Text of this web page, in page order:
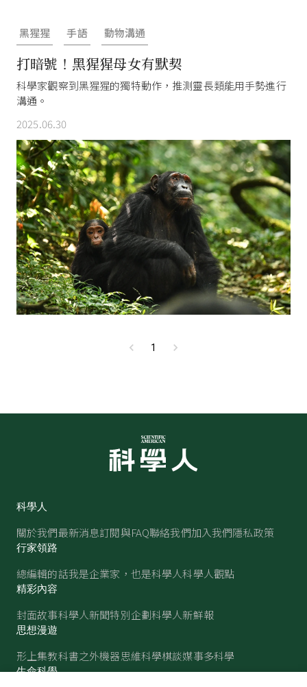
黑猩猩 手語 動物溝通
打暗號！黑猩猩母女有默契
科學家觀察到黑猩猩的獨特動作，推測靈長類能用手勢進行
溝通。
2025.06.30
1
科學人
關於我們最新消息訂閱與FAQ聯絡我們加入我們隱私政策
行家領路
總編輯的話我是企業家，也是科學人科學人觀點
精彩內容
封面故事科學人新聞特別企劃科學人新鮮報
思想漫遊
形上集教科書之外機器思維科學棋談媒事多科學
生命科學